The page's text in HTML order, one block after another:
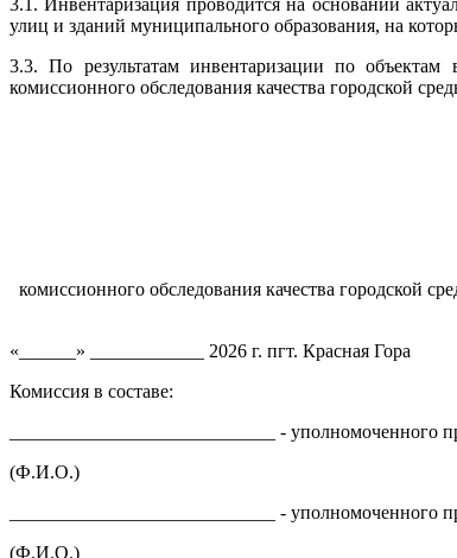
улиц и зданий муниципального образования, на
3.3. По результатам инвентаризации по
комиссионного обследования качества городской
комиссионного обследования качества городской
«______» ____________ 2026 г. пгт. Красная Гора
Комиссия в составе:
____________________________ - уполномоченного
(Ф.И.О.)
____________________________ - уполномоченного
(Ф.И.О.)